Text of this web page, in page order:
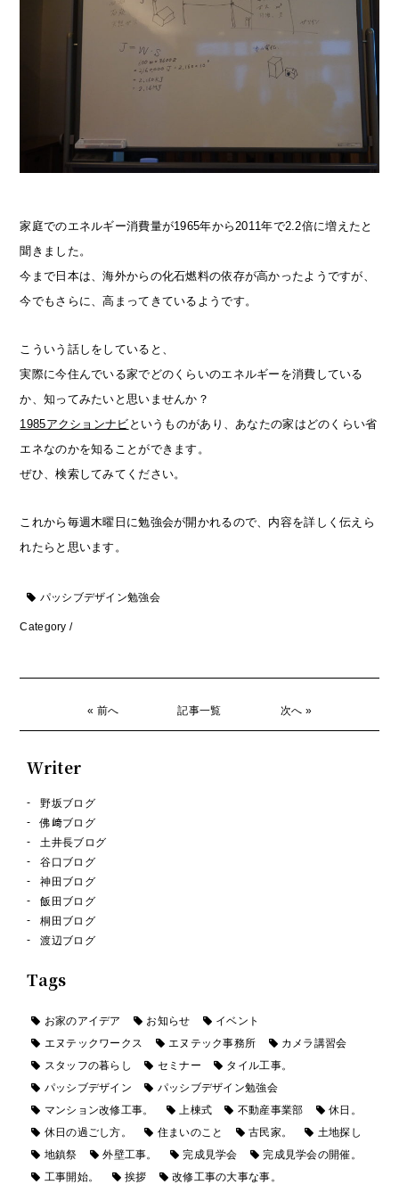
家庭でのエネルギー消費量が1965年から2011年で2.2倍に増えたと
聞きました。
今まで日本は、海外からの化石燃料の依存が高かったようですが、
今でもさらに、高まってきているようです。
こういう話しをしていると、
実際に今住んでいる家でどのくらいのエネルギーを消費している
か、知ってみたいと思いませんか？
1985アクションナビ というものがあり、あなたの家はどのくらい省
エネなのかを知ることができます。
ぜひ、検索してみてください。
これから毎週木曜日に勉強会が開かれるので、内容を詳しく伝えら
れたらと思います。
パッシブデザイン勉強会
Category /
« 前へ 記事一覧 次へ »
Writer
野坂ブログ
佛﨑ブログ
土井長ブログ
谷口ブログ
神田ブログ
飯田ブログ
桐田ブログ
渡辺ブログ
Tags
お家のアイデア お知らせ
イベント
エヌテックワークス
エヌテック事務所
カメラ講習会
スタッフの暮らし
セミナー
タイル工事。
パッシブデザイン
パッシブデザイン勉強会
マンション改修工事。
上棟式 不動産事業部
休日。
休日の過ごし方。
住まいのこと 古民家。
土地探し
地鎮祭
外壁工事。 完成見学会
完成見学会の開催。
工事開始。
挨拶
改修工事の大事な事。